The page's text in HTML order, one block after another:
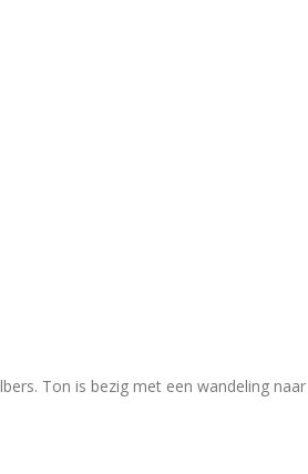
Ton is bezig met een wandeling naar